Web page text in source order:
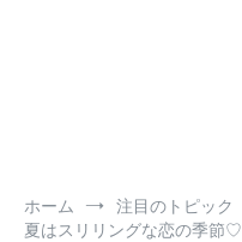
ホーム
注目のトピック
夏はスリリングな恋の季節♡